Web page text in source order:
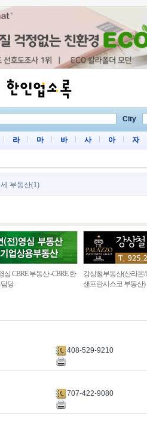
City
라 마 바 사 아 자
부동산(1)
심 CBRE 부동산 -CBRE 한
당
강상철부동산(산라몬
샌프란시스코 부동산)
408-529-9210
707-422-9080